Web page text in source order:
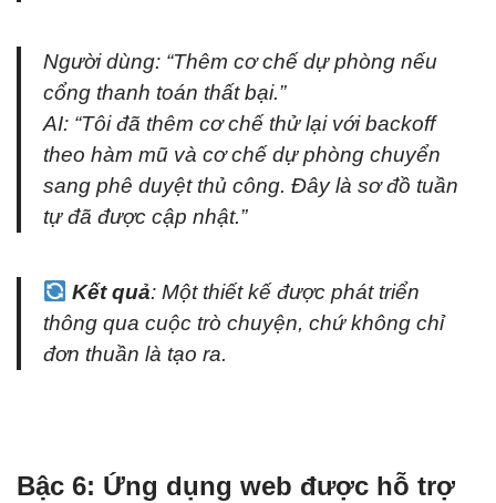
Người dùng: “Thêm cơ chế dự phòng nếu
cổng thanh toán thất bại.”
AI: “Tôi đã thêm cơ chế thử lại với backoff
theo hàm mũ và cơ chế dự phòng chuyển
sang phê duyệt thủ công. Đây là sơ đồ tuần
tự đã được cập nhật.”
Kết quả: Một thiết kế được phát triển
thông qua cuộc trò chuyện, chứ không chỉ
đơn thuần là tạo ra.
Bậc 6: Ứng dụng web được hỗ trợ